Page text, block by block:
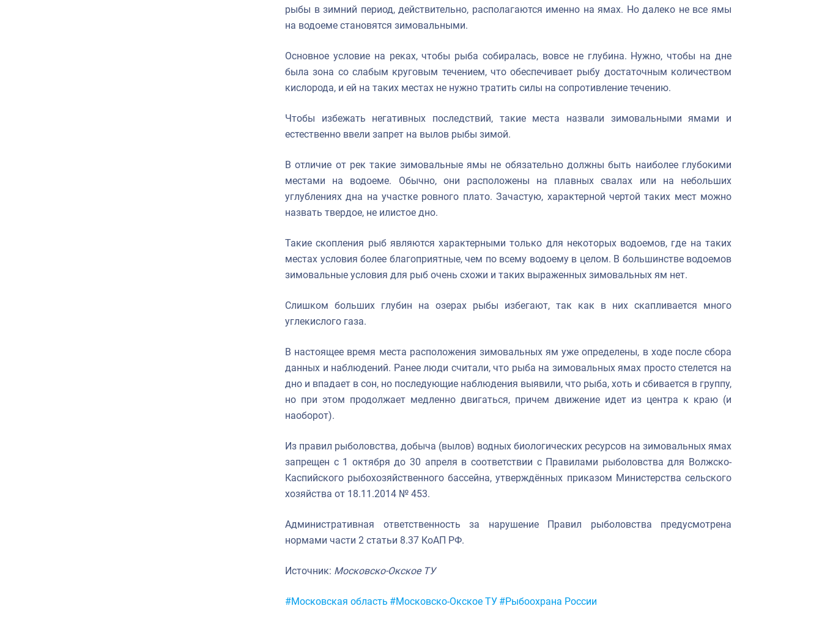
рыбы в зимний период, действительно, располагаются именно на ямах. Но далеко не все ямы
на водоеме становятся зимовальными.
Основное условие на реках, чтобы рыба собиралась, вовсе не глубина. Нужно, чтобы на дне
была зона со слабым круговым течением, что обеспечивает рыбу достаточным количеством
кислорода, и ей на таких местах не нужно тратить силы на сопротивление течению.
Чтобы избежать негативных последствий, такие места назвали зимовальными ямами и
естественно ввели запрет на вылов рыбы зимой.
В отличие от рек такие зимовальные ямы не обязательно должны быть наиболее глубокими
местами на водоеме. Обычно, они расположены на плавных свалах или на небольших
углублениях дна на участке ровного плато. Зачастую, характерной чертой таких мест можно
назвать твердое, не илистое дно.
Такие скопления рыб являются характерными только для некоторых водоемов, где на таких
местах условия более благоприятные, чем по всему водоему в целом. В большинстве водоемов
зимовальные условия для рыб очень схожи и таких выраженных зимовальных ям нет.
Слишком больших глубин на озерах рыбы избегают, так как в них скапливается много
углекислого газа.
В настоящее время места расположения зимовальных ям уже определены, в ходе после сбора
данных и наблюдений. Ранее люди считали, что рыба на зимовальных ямах просто стелется на
дно и впадает в сон, но последующие наблюдения выявили, что рыба, хоть и сбивается в группу,
но при этом продолжает медленно двигаться, причем движение идет из центра к краю (и
наоборот).
Из правил рыболовства, добыча (вылов) водных биологических ресурсов на зимовальных ямах
запрещен с 1 октября до 30 апреля в соответствии с Правилами рыболовства для Волжско-
Каспийского рыбохозяйственного бассейна, утверждённых приказом Министерства сельского
хозяйства от 18.11.2014 № 453.
Административная ответственность за нарушение Правил рыболовства предусмотрена
нормами части 2 статьи 8.37 КоАП РФ.
Источник: Московско-Окское ТУ
Метки:
#Московская область #Московско-Окское ТУ #Рыбоохрана России